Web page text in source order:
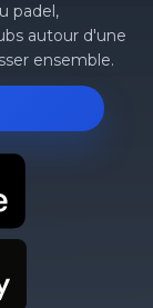
padel,
autour d'une
ensemble.